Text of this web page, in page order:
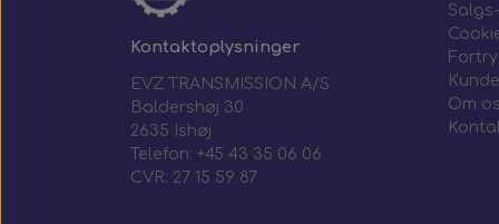
Kontaktoplysninger
EVZ TRANSMISSION A/S
Baldershøj 30
2635 Ishøj
Telefon: +45 43 35 06 06
CVR: 27 15 59 87
Om os